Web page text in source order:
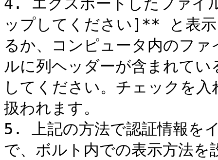
ップしてください]** と表示
るか、コンピュータ内のフ
ルに列ヘッダーが含まれて
してください。チェックを
扱われます。
5. 上記の方法で認証情報を
で、ボルト内での表示方法を